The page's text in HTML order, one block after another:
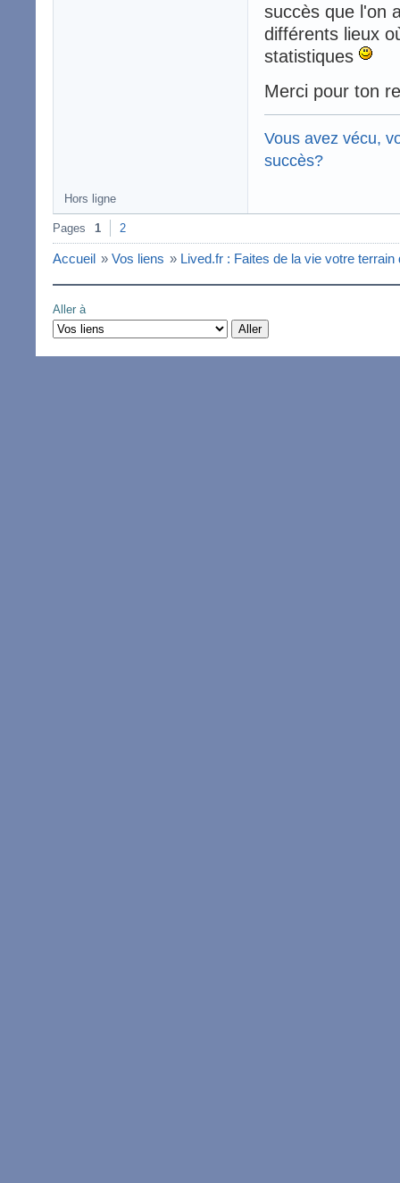
succès que l'on
différents lieux
statistiques
Merci pour ton
Vous avez vécu,
succès?
Hors ligne
Pages 1 2
Accueil » Vos liens » Lived.fr : Faites de la vie votre terrain
Aller à